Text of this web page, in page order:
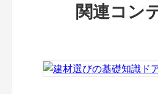
関連コン